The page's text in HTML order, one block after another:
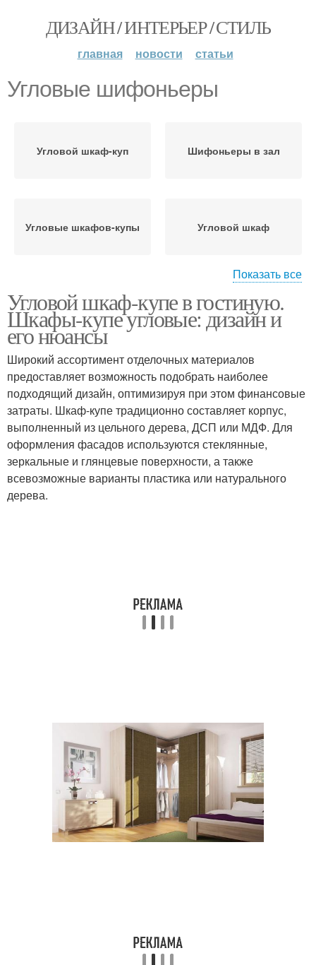
ДИЗАЙН / ИНТЕРЬЕР / СТИЛЬ
главная новости статьи
Угловые шифоньеры
Угловой шкаф-куп Шифоньеры в зал
Угловые шкафов-купы Угловой шкаф
Угловые шкафы Угловой шкафа-куп
Показать все
Угловой шкаф-купе в гостиную.
Шкафы-купе угловые: дизайн и
его нюансы
Широкий ассортимент отделочных материалов
предоставляет возможность подобрать наиболее
подходящий дизайн, оптимизируя при этом финансовые
затраты. Шкаф-купе традиционно составляет корпус,
выполненный из цельного дерева, ДСП или МДФ. Для
оформления фасадов используются стеклянные,
зеркальные и глянцевые поверхности, а также
всевозможные варианты пластика или натурального
дерева.